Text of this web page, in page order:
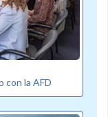
con la AFD